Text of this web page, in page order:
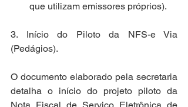
que utilizam emissores próprios).
3. Início do Piloto da NFS-e Via
(Pedágios).
O documento elaborado pela secretaria
detalha o início do projeto piloto da